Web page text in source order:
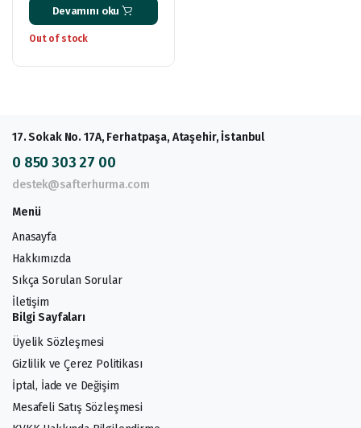
Devamını oku
Out of stock
17. Sokak No. 17A, Ferhatpaşa, Ataşehir, İstanbul
0 850 303 27 00
destek@safterhurma.com
Menü
Anasayfa
Hakkımızda
Sıkça Sorulan Sorular
İletişim
Bilgi Sayfaları
Üyelik Sözleşmesi
Gizlilik ve Çerez Politikası
İptal, İade ve Değişim
Mesafeli Satış Sözleşmesi